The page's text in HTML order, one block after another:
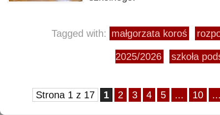
Tagged with: małgorzata koroś
2025/2026 szkoła
Strona 1 z 17 1 2 3 4 5 ... 10